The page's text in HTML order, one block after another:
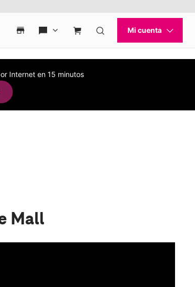
Internet en 15 minutos
Mall